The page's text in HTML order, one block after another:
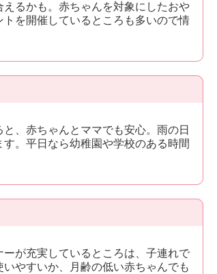
るかも。赤ちゃんを対象にしたおや
を開催しているところも多いので情
、赤ちゃんとママでも安心。雨の日
。平日なら幼稚園や学校のある時間
が充実しているところは、子連れで
やすいか、月齢の低い赤ちゃんでも